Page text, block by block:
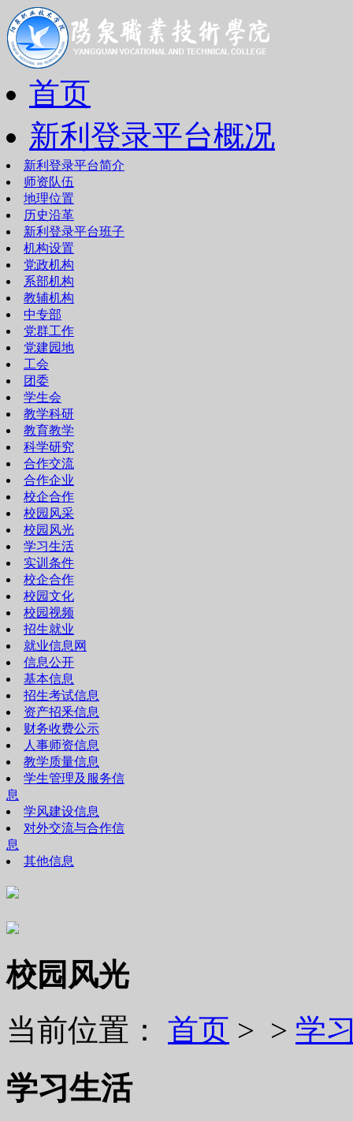
首页
新利登录平台概况
新利登录平台简介
师资队伍
地理位置
历史沿革
新利登录平台班子
机构设置
党政机构
系部机构
教辅机构
中专部
党群工作
党建园地
工会
团委
学生会
教学科研
教育教学
科学研究
合作交流
合作企业
校企合作
校园风采
校园风光
学习生活
实训条件
校企合作
校园文化
校园视频
招生就业
就业信息网
信息公开
基本信息
招生考试信息
资产招釆信息
财务收费公示
人事师资信息
教学质量信息
学生管理及服务信
息
学风建设信息
对外交流与合作信
息
其他信息
校园风光
当前位置：
首页 > > 学
学习生活